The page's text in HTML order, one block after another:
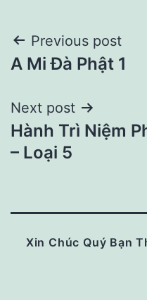
Post
navigation
Previous post
A Mi Đà Phật 1
Next post
Hành Trì Niệm
– Loại 5
Xin Chúc Quý Bạn